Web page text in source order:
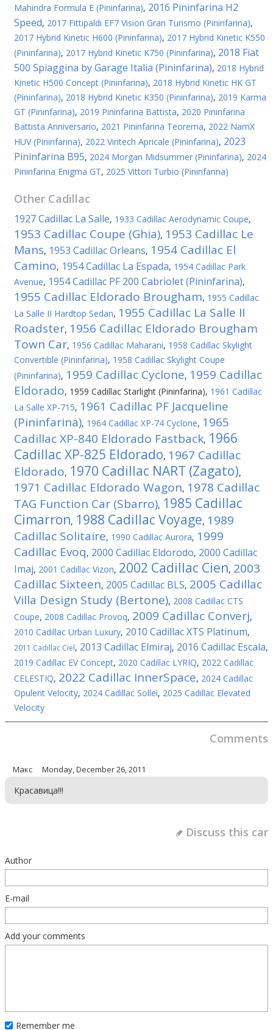
Mahindra Formula E (Pininfarina), 2016 Pininfarina H2
Speed, 2017 Fittipaldi EF7 Vision Gran Turismo (Pininfarina),
2017 Hybrid Kinetic H600 (Pininfarina), 2017 Hybrid Kinetic K550
(Pininfarina), 2017 Hybrid Kinetic K750 (Pininfarina), 2018 Fiat
500 Spiaggina by Garage Italia (Pininfarina), 2018 Hybrid
Kinetic H500 Concept (Pininfarina), 2018 Hybrid Kinetic HK GT
(Pininfarina), 2018 Hybrid Kinetic K350 (Pininfarina), 2019 Karma
GT (Pininfarina), 2019 Pininfarina Battista, 2020 Pininfarina
Battista Anniversario, 2021 Pininfarina Teorema, 2022 NamX
HUV (Pininfarina), 2022 Viritech Apricale (Pininfarina), 2023
Pininfarina B95, 2024 Morgan Midsummer (Pininfarina), 2024
Pininfarina Enigma GT, 2025 Vittori Turbio (Pininfarina)
Other Cadillac
1927 Cadillac La Salle, 1933 Cadillac Aerodynamic Coupe,
1953 Cadillac Coupe (Ghia), 1953 Cadillac Le
Mans, 1953 Cadillac Orleans, 1954 Cadillac El
Camino, 1954 Cadillac La Espada, 1954 Cadillac Park
Avenue, 1954 Cadillac PF 200 Cabriolet (Pininfarina),
1955 Cadillac Eldorado Brougham, 1955 Cadillac
La Salle II Hardtop Sedan, 1955 Cadillac La Salle II
Roadster, 1956 Cadillac Eldorado Brougham
Town Car, 1956 Cadillac Maharani, 1958 Cadillac Skylight
Convertible (Pininfarina), 1958 Cadillac Skylight Coupe
(Pininfarina), 1959 Cadillac Cyclone, 1959 Cadillac
Eldorado, 1959 Cadillac Starlight (Pininfarina), 1961 Cadillac
La Salle XP-715, 1961 Cadillac PF Jacqueline
(Pininfarina), 1964 Cadillac XP-74 Cyclone, 1965
Cadillac ХР-840 Eldorado Fastback, 1966
Cadillac XP-825 Eldorado, 1967 Cadillac
Eldorado, 1970 Cadillac NART (Zagato),
1971 Cadillac Eldorado Wagon, 1978 Cadillac
TAG Function Car (Sbarro), 1985 Cadillac
Cimarron, 1988 Cadillac Voyage, 1989
Cadillac Solitaire, 1990 Cadillac Aurora, 1999
Cadillac Evoq, 2000 Cadillac Eldorodo, 2000 Cadillac
Imaj, 2001 Cadillac Vizon, 2002 Cadillac Cien, 2003
Cadillac Sixteen, 2005 Cadillac BLS, 2005 Cadillac
Villa Design Study (Bertone), 2008 Cadillac CTS
Coupe, 2008 Cadillac Provoq, 2009 Cadillac Converj,
2010 Cadillac Urban Luxury, 2010 Cadillac XTS Platinum,
2011 Cadillac Ciel, 2013 Cadillac Elmiraj, 2016 Cadillac Escala,
2019 Cadillac EV Concept, 2020 Cadillac LYRIQ, 2022 Cadillac
CELESTIQ, 2022 Cadillac InnerSpace, 2024 Cadillac
Opulent Velocity, 2024 Cadillac Sollei, 2025 Cadillac Elevated
Velocity
Comments
Макс Monday, December 26, 2011
Красавица!!!
Discuss this car
Author
E-mail
Add your comments
Remember me